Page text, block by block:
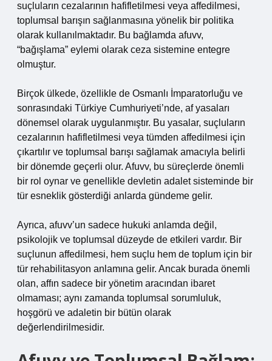
suçluların cezalarının hafifletilmesi veya affedilmesi,
toplumsal barışın sağlanmasına yönelik bir politika
olarak kullanılmaktadır. Bu bağlamda afuvv,
“bağışlama” eylemi olarak ceza sistemine entegre
olmuştur.
Birçok ülkede, özellikle de Osmanlı İmparatorluğu ve
sonrasındaki Türkiye Cumhuriyeti’nde, af yasaları
dönemsel olarak uygulanmıştır. Bu yasalar, suçluların
cezalarının hafifletilmesi veya tümden affedilmesi için
çıkartılır ve toplumsal barışı sağlamak amacıyla belirli
bir dönemde geçerli olur. Afuvv, bu süreçlerde önemli
bir rol oynar ve genellikle devletin adalet sisteminde bir
tür esneklik gösterdiği anlarda gündeme gelir.
Ayrıca, afuvv’un sadece hukuki anlamda değil,
psikolojik ve toplumsal düzeyde de etkileri vardır. Bir
suçlunun affedilmesi, hem suçlu hem de toplum için bir
tür rehabilitasyon anlamına gelir. Ancak burada önemli
olan, affın sadece bir yönetim aracından ibaret
olmaması; aynı zamanda toplumsal sorumluluk,
hoşgörü ve adaletin bir bütün olarak
değerlendirilmesidir.